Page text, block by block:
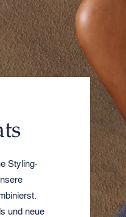
Styling-
und neue